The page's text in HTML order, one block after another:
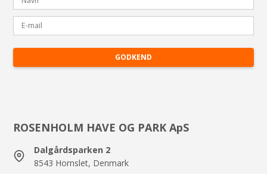
GODKEND
ROSENHOLM HAVE OG PARK ApS
Dalgårdsparken 2
8543 Hornslet, Denmark